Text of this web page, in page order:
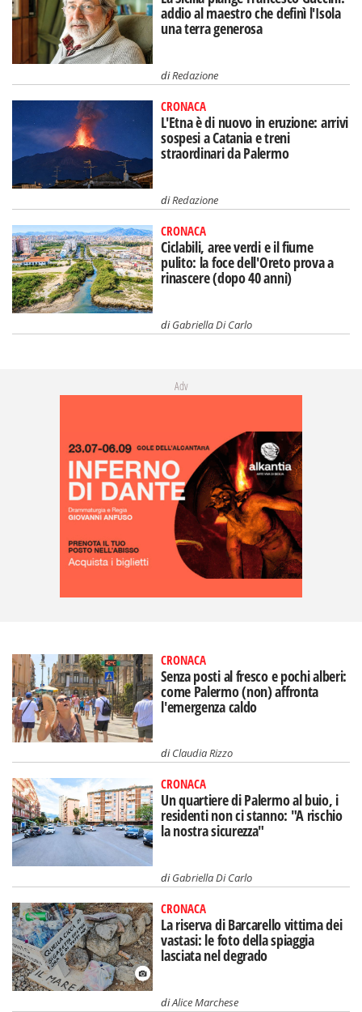
addio al maestro che definì l'Isola
una terra generosa
diRedazione
CRONACA
L'Etna è di nuovo in eruzione: arrivi
sospesi a Catania e treni
straordinari da Palermo
diRedazione
CRONACA
Ciclabili, aree verdi e il fiume
pulito: la foce dell'Oreto prova a
rinascere (dopo 40 anni)
diGabriella Di Carlo
Adv
CRONACA
Senza posti al fresco e pochi alberi:
come Palermo (non) affronta
l'emergenza caldo
diClaudia Rizzo
CRONACA
Un quartiere di Palermo al buio, i
residenti non ci stanno: "A rischio
la nostra sicurezza"
diGabriella Di Carlo
CRONACA
La riserva di Barcarello vittima dei
vastasi: le foto della spiaggia
lasciata nel degrado
diAlice Marchese